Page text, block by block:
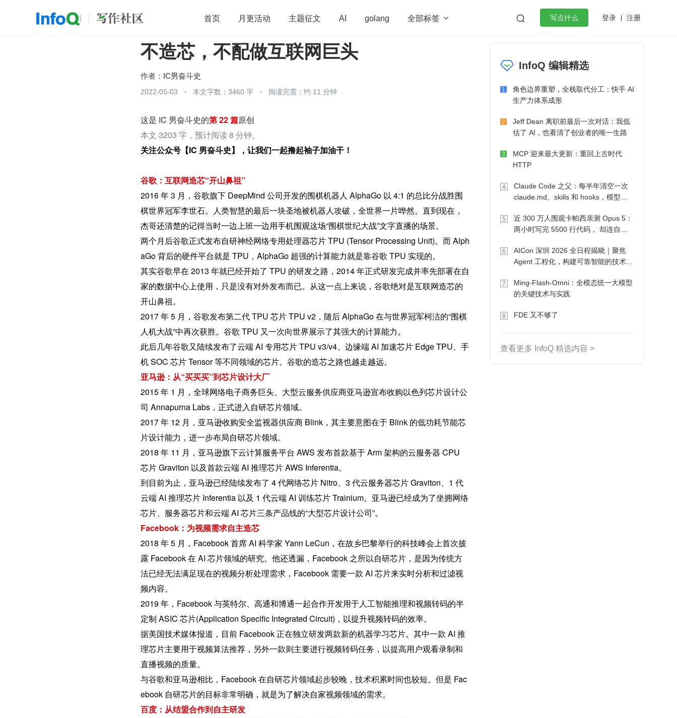
首页 月更活动 主题征文 AI golang 全部标签   写点什么 登录 注册
开源 架构 OpenHarmony 算法 学习方法
团队管理 微服务架构 flutter
不造芯，不配做互联网巨头
作者： IC男奋斗史
2022-05-03 本文字数：3460 字 阅读完需：约 11 分钟
这是 IC 男奋斗史的第 22 篇原创
本文 3203 字，预计阅读 8 分钟。
关注公众号【IC 男奋斗史】，让我们一起撸起袖子加油干！
谷歌：互联网造芯“开山鼻祖”
2016 年 3 月，谷歌旗下 DeepMind 公司开发的围棋机器人 AlphaGo 以 4:1 的总比分战胜围
棋世界冠军李世石。人类智慧的最后一块圣地被机器人攻破，全世界一片哗然。直到现在，
杰哥还清楚的记得当时一边上班一边用手机围观这场“围棋世纪大战”文字直播的场景。
两个月后谷歌正式发布自研神经网络专用处理器芯片 TPU (Tensor Processing Unit)。而 Alph
aGo 背后的硬件平台就是 TPU，AlphaGo 超强的计算能力就是靠谷歌 TPU 实现的。
其实谷歌早在 2013 年就已经开始了 TPU 的研发之路，2014 年正式研发完成并率先部署在自
家的数据中心上使用，只是没有对外发布而已。从这一点上来说，谷歌绝对是互联网造芯的
开山鼻祖。
2017 年 5 月，谷歌发布第二代 TPU 芯片 TPU v2，随后 AlphaGo 在与世界冠军柯洁的“围棋
人机大战”中再次获胜。谷歌 TPU 又一次向世界展示了其强大的计算能力。
此后几年谷歌又陆续发布了云端 AI 专用芯片 TPU v3/v4、边缘端 AI 加速芯片 Edge TPU、手
机 SOC 芯片 Tensor 等不同领域的芯片。谷歌的造芯之路也越走越远。
亚马逊：从“买买买”到芯片设计大厂
2015 年 1 月，全球网络电子商务巨头、大型云服务供应商亚马逊宣布收购以色列芯片设计公
司 Annapurna Labs，正式进入自研芯片领域。
2017 年 12 月，亚马逊收购安全监视器供应商 Blink，其主要意图在于 Blink 的低功耗节能芯
片设计能力，进一步布局自研芯片领域。
2018 年 11 月，亚马逊旗下云计算服务平台 AWS 发布首款基于 Arm 架构的云服务器 CPU
芯片 Graviton 以及首款云端 AI 推理芯片 AWS Inferentia。
到目前为止，亚马逊已经陆续发布了 4 代网络芯片 Nitro、3 代云服务器芯片 Graviton、1 代
云端 AI 推理芯片 Inferentia 以及 1 代云端 AI 训练芯片 Trainium。亚马逊已经成为了坐拥网络
芯片、服务器芯片和云端 AI 芯片三条产品线的“大型芯片设计公司”。
Facebook：为视频需求自主造芯
2018 年 5 月，Facebook 首席 AI 科学家 Yann LeCun，在故乡巴黎举行的科技峰会上首次披
露 Facebook 在 AI 芯片领域的研究。他还透漏，Facebook 之所以自研芯片，是因为传统方
法已经无法满足现在的视频分析处理需求，Facebook 需要一款 AI 芯片来实时分析和过滤视
频内容。
2019 年，Facebook 与英特尔、高通和博通一起合作开发用于人工智能推理和视频转码的半
定制 ASIC 芯片(Application Specific Integrated Circuit)，以提升视频转码的效率。
据美国技术媒体报道，目前 Facebook 正在独立研发两款新的机器学习芯片。其中一款 AI 推
理芯片主要用于视频算法推荐，另外一款则主要进行视频转码任务，以提高用户观看录制和
直播视频的质量。
与谷歌和亚马逊相比，Facebook 在自研芯片领域起步较晚，技术积累时间也较短。但是 Fac
ebook 自研芯片的目标非常明确，就是为了解决自家视频领域的需求。
百度：从结盟合作到自主研发
InfoQ 编辑精选
1
角色边界重塑，全栈取代分工：快手 AI
生产力体系成形
2
Jeff Dean 离职前最后一次对话：我低
估了 AI，也看清了创业者的唯一生路
3
MCP 迎来最大更新：重回上古时代
HTTP
4
Claude Code 之父：每半年清空一次
claude.md、skills 和 hooks，模型自
5
近 300 万人围观卡帕西亲测 Opus 5：
两小时写完 5500 行代码， 却连自己
6
AICon 深圳 2026 全日程揭晓｜聚焦
Agent 工程化，构建可靠智能的技术路
7
Ming-Flash-Omni：全模态统一大模型
的关键技术与实践
8 FDE 又不够了
查看更多 InfoQ 精选内容 >